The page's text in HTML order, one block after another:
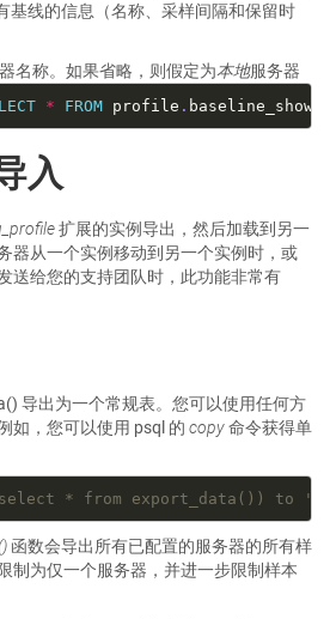
基线的信息（名称、采样间隔和保留时
名称。如果省略，则假定为本地服务器
* FROM profile . baseline_show(
入
扩展的实例导出，然后加载到另一
器从一个实例移动到另一个实例时，或
送给您的支持团队时，此功能非常有
导出为一个常规表。您可以使用任何方
如，您可以使用 psql 的 copy命令获得单
* from export_data()) to
函数会导出所有已配置的服务器的所有样
制为仅一个服务器，并进一步限制样本